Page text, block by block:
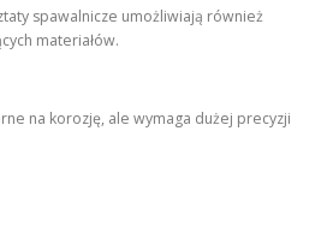
spawalnicze umożliwiają również
materiałów.
na korozję, ale wymaga dużej precyzji